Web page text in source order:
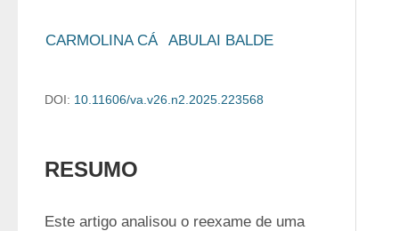
CARMOLINA CÁ ABULAI BALDE
DOI: 10.11606/va.v26.n2.2025.223568
RESUMO
Este artigo analisou o reexame de uma